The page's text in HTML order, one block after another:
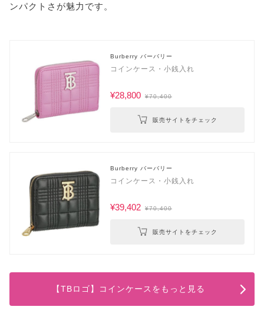
ンパクトさが魅力です。
Burberry バーバリー
コインケース・小銭入れ
¥28,800 ¥70,400
販売サイトをチェック
Burberry バーバリー
コインケース・小銭入れ
¥39,402 ¥70,400
販売サイトをチェック
【TBロゴ】コインケースをもっと見る